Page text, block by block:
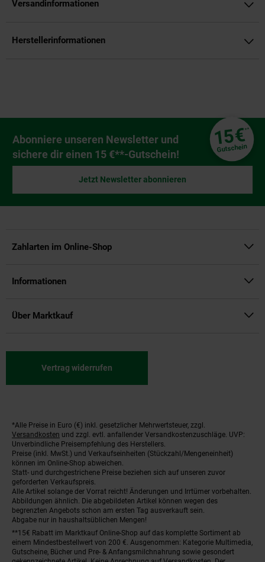
Versandinformationen
Herstellerinformationen
Newsletter Anmeldung
Abonniere unseren Newsletter und
sichere dir einen 15 €**-Gutschein!
15€**
Gutschein
Jetzt Newsletter abonnieren
Zahlarten im Online-Shop
Informationen
Über Marktkauf
Vertrag widerrufen
Fußnoten
*Alle Preise in Euro (€) inkl. gesetzlicher Mehrwertsteuer, zzgl.
Versandkosten und zzgl. evtl. anfallender Versandkostenzuschläge. UVP:
Unverbindliche Preisempfehlung des Herstellers.
Preise (inkl. MwSt.) und Verkaufseinheiten (Stückzahl/Mengeneinheit)
können im Online-Shop abweichen.
Statt- und durchgestrichene Preise beziehen sich auf unseren zuvor
geforderten Verkaufspreis.
Alle Artikel solange der Vorrat reicht! Änderungen und Irrtümer vorbehalten.
Abbildungen ähnlich. Die abgebildeten Artikel können wegen des
begrenzten Angebots schon am ersten Tag ausverkauft sein.
Abgabe nur in haushaltsüblichen Mengen!
**15€ Rabatt im Marktkauf Online-Shop auf das komplette Sortiment ab
einem Mindestbestellwert von 200 €. Ausgenommen: Kategorie Multimedia,
Gutscheine, Bücher und Pre- & Anfangsmilchnahrung sowie gesondert